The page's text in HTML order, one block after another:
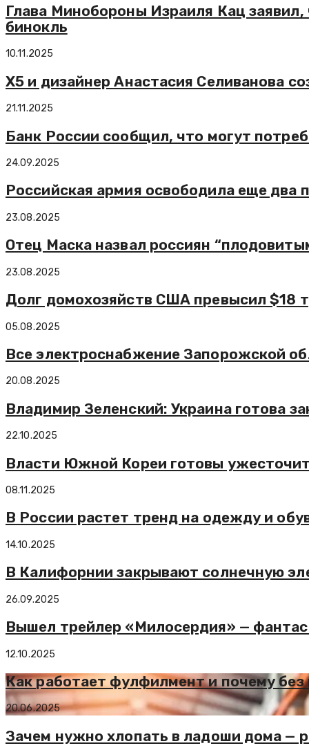
Глава Минобороны Израиля Кац
бинокль
10.11.2025
X5 и дизайнер Анастасия Селиванова
21.11.2025
Банк России сообщил, что могут
24.09.2025
Российская армия освободила еще два
23.08.2025
Отец Маска назвал россиян
23.08.2025
Долг домохозяйств США превысил $18
05.08.2025
Все электроснабжение Запорожской
20.08.2025
Владимир Зеленский: Украина готова
22.10.2025
Власти Южной Кореи готовы
08.11.2025
В России растет тренд на одежду и
14.10.2025
В Калифорнии закрывают солнечную
26.09.2025
Вышел трейлер «Милосердия» —
12.10.2025
Как работает фулфилмент и почему
20.06.2025
Зачем нужно хлопать в ладоши дома —